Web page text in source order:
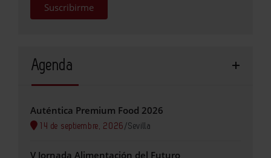
Suscribirme
Agenda
Auténtica Premium Food 2026
14 de septiembre, 2026 /Sevilla
V Jornada Alimentación del Futuro